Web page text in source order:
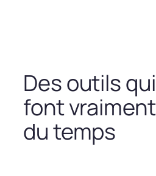
Des outils
font
du temps